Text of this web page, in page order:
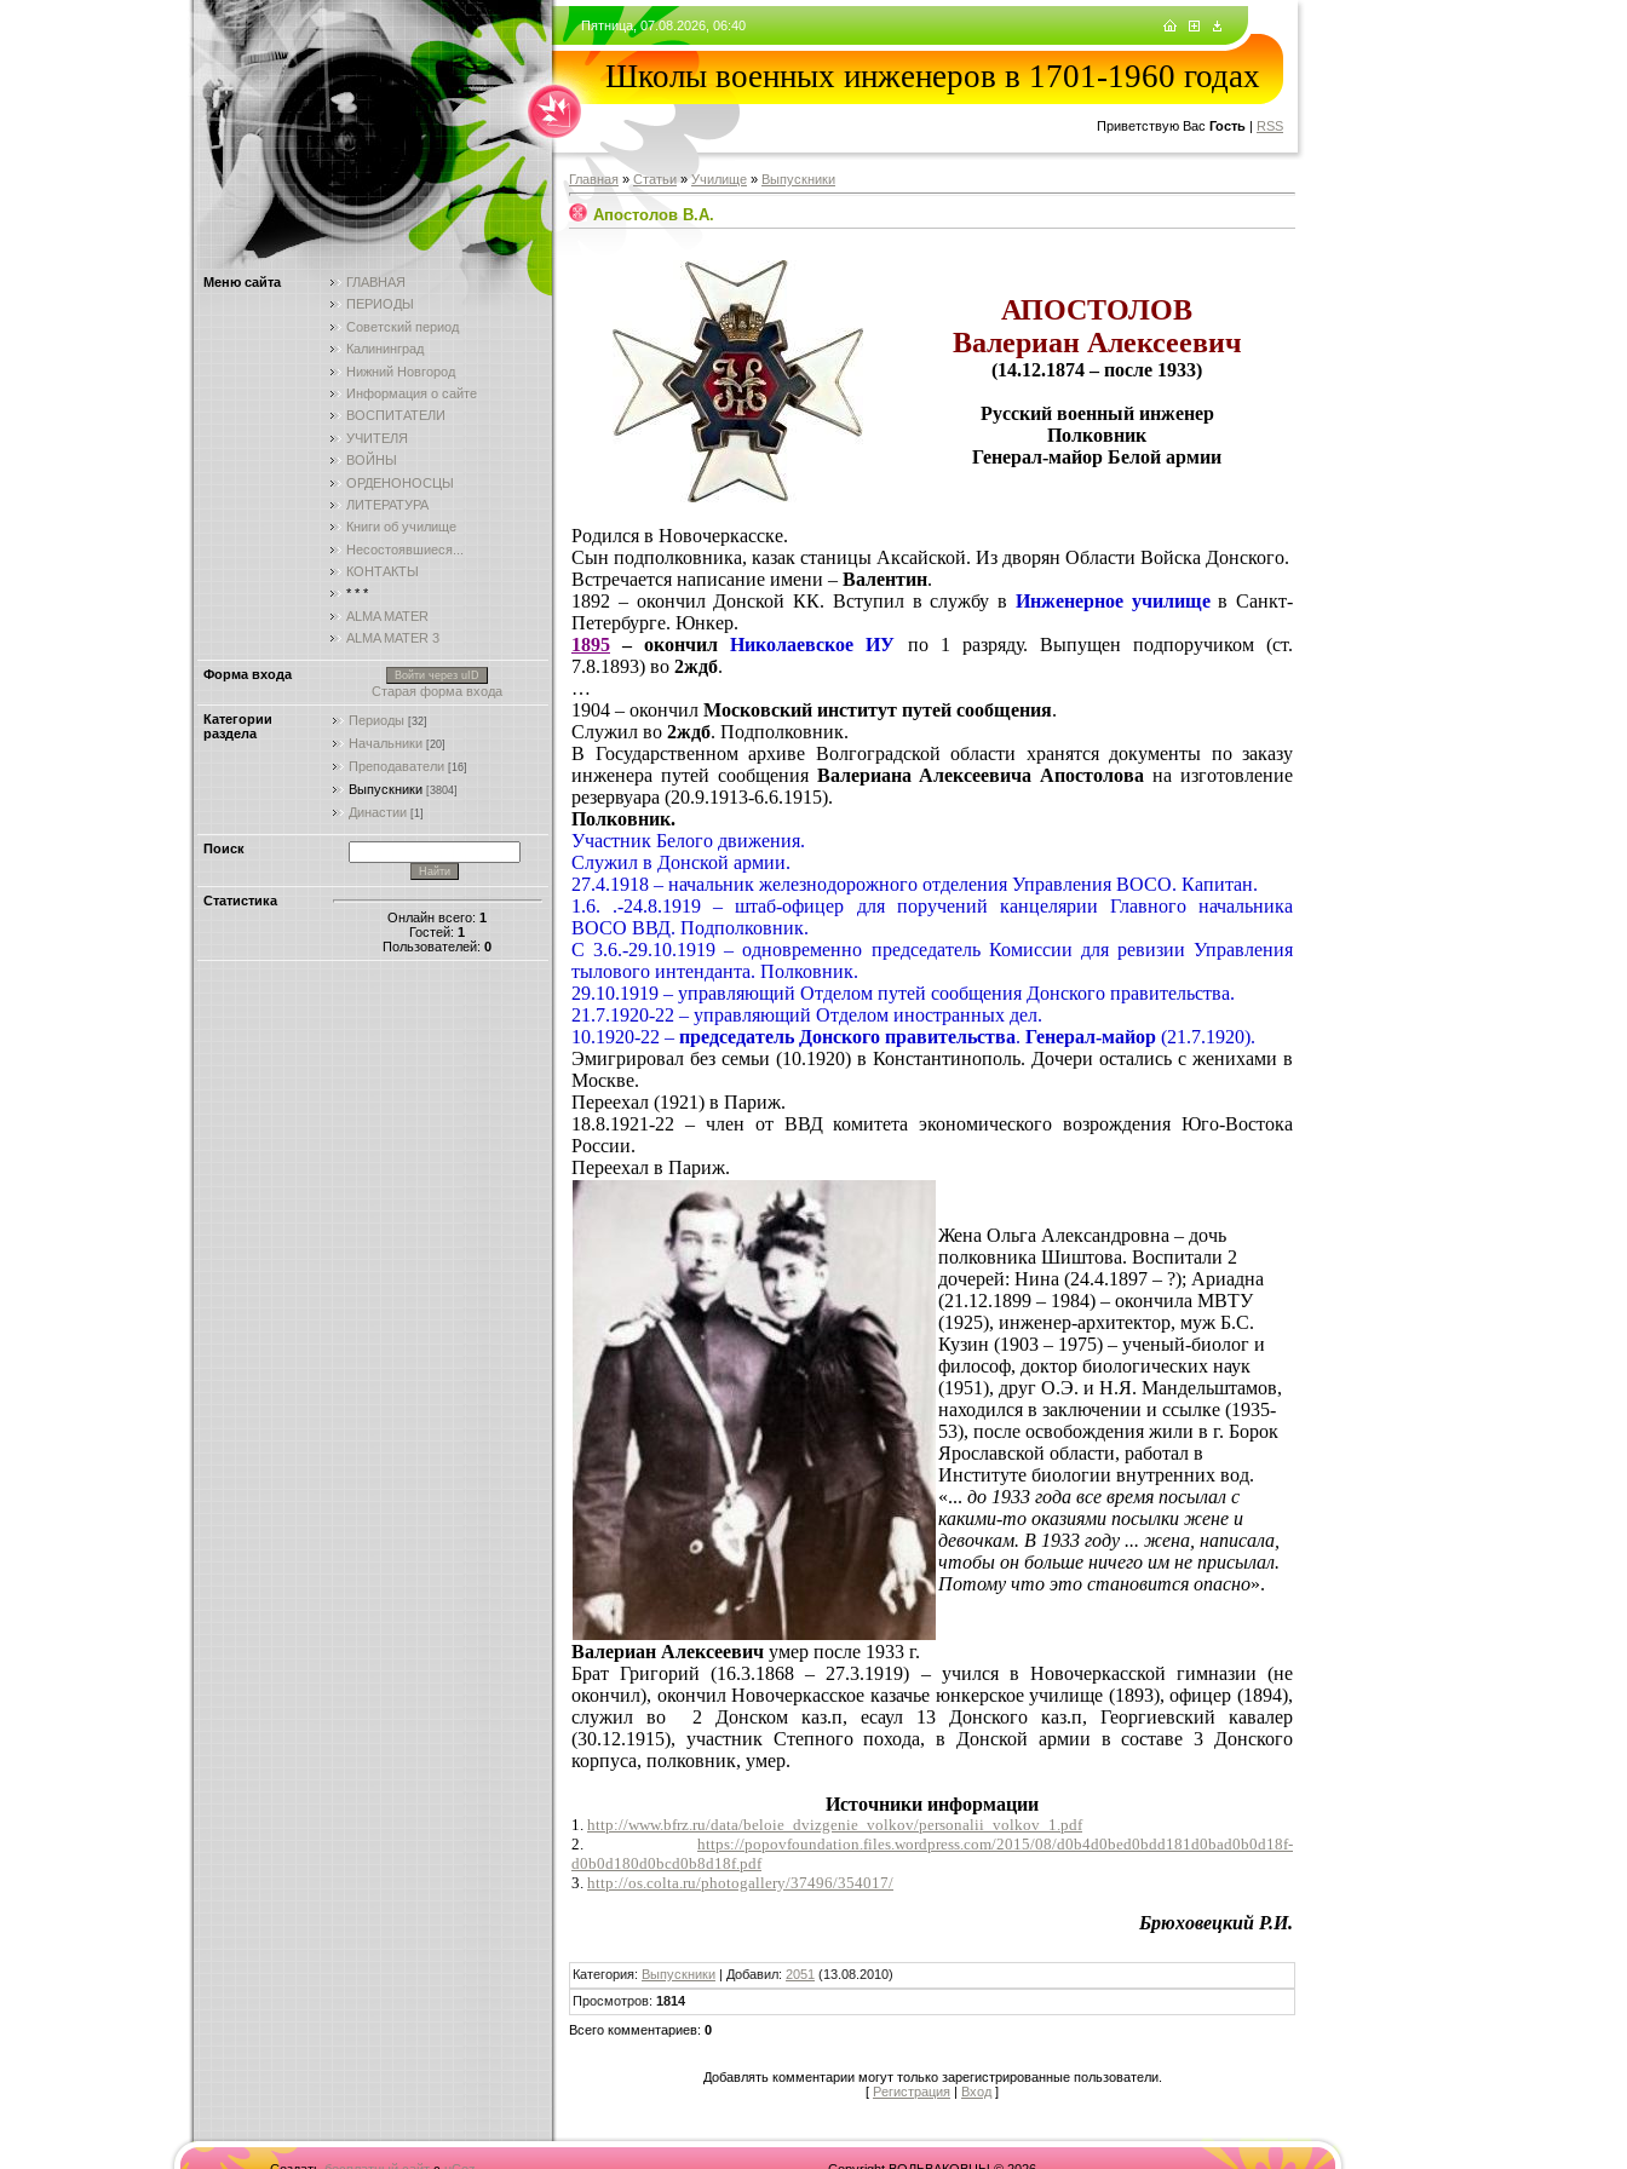
Меню сайта
ГЛАВНАЯ
ПЕРИОДЫ
Советский период
Калининград
Нижний Новгород
Информация о сайте
ВОСПИТАТЕЛИ
УЧИТЕЛЯ
ВОЙНЫ
ОРДЕНОНОСЦЫ
ЛИТЕРАТУРА
Книги об училище
Несостоявшиеся...
КОНТАКТЫ
* * *
ALMA MATER
ALMA MATER 3
Форма входа Войти через uID
Старая форма входа
Категории
раздела
Периоды [32]
Начальники [20]
Преподаватели [16]
Выпускники [3804]
Династии [1]
Поиск
Статистика
Онлайн всего: 1
Гостей: 1
Пользователей: 0
Пятница, 07.08.2026, 06:40
Школы военных инженеров в 1701-1960 годах
Приветствую Вас Гость | RSS
Главная » Статьи »Училищe » Выпускники
Апостолов В.А.
АПОСТОЛОВ
Валериан Алексеевич
(14.12.1874 – после 1933)
Русский военный инженер
Полковник
Генерал-майор Белой армии
Родился в Новочеркасске.
Сын подполковника, казак станицы Аксайской. Из дворян Области Войска Донского.
Встречается написание имени – Валентин.
1892 – окончил Донской КК. Вступил в службу в Инженерное училищев Санкт-
Петербурге. Юнкер.
1895 – окончилНиколаевское ИУ по 1 разряду. Выпущен подпоручиком (ст.
7.8.1893) во 2ждб.
…
1904 – окончил Московский институт путей сообщения.
Служил во 2ждб. Подполковник.
В Государственном архиве Волгоградской области хранятся документы по заказу
инженера путей сообщения Валериана Алексеевича Апостолована изготовление
резервуара (20.9.1913-6.6.1915).
Полковник.
Участник Белого движения.
Служил в Донской армии.
27.4.1918 – начальник железнодорожного отделения Управления ВОСО. Капитан.
1.6. .-24.8.1919 – штаб-офицер для поручений канцелярии Главного начальника
ВОСО ВВД. Подполковник.
С 3.6.-29.10.1919 – одновременно председатель Комиссии для ревизии Управления
тылового интенданта. Полковник.
29.10.1919 – управляющий Отделом путей сообщения Донского правительства.
21.7.1920-22 – управляющий Отделом иностранных дел.
10.1920-22 – председатель Донского правительства. Генерал-майор (21.7.1920).
Эмигрировал без семьи (10.1920) в Константинополь. Дочери остались с женихами в
Москве.
Переехал (1921) в Париж.
18.8.1921-22 – член от ВВД комитета экономического возрождения Юго-Востока
России.
Переехал в Париж.
Жена Ольга Александровна – дочь
полковника Шиштова. Воспитали 2
дочерей: Нина (24.4.1897 – ?); Ариадна
(21.12.1899 – 1984) – окончила МВТУ
(1925), инженер-архитектор, муж Б.С.
Кузин (1903 – 1975) – ученый-биолог и
философ, доктор биологических наук
(1951), друг О.Э. и Н.Я. Мандельштамов,
находился в заключении и ссылке (1935-
53), после освобождения жили в г. Борок
Ярославской области, работал в
Институте биологии внутренних вод.
«... до 1933 года все время посылал с
какими-то оказиями посылки жене и
девочкам. В 1933 году ... жена, написала,
чтобы он больше ничего им не присылал.
Потому что это становится опасно».
Валериан Алексеевич умер после 1933 г.
Брат Григорий (16.3.1868 – 27.3.1919) – учился в Новочеркасской гимназии (не
окончил), окончил Новочеркасское казачье юнкерское училище (1893), офицер (1894),
служил во 2 Донском каз.п, есаул 13 Донского каз.п, Георгиевский кавалер
(30.12.1915), участник Степного похода, в Донской армии в составе 3 Донского
корпуса, полковник, умер.
Источники информации
1. http://www.bfrz.ru/data/beloie_dvizgenie_volkov/personalii_volkov_1.pdf
2. https://popovfoundation.files.wordpress.com/2015/08/d0b4d0bed0bdd181d0bad0b0d18f-
d0b0d180d0bcd0b8d18f.pdf
3. http://os.colta.ru/photogallery/37496/354017/
Брюховецкий Р.И.
Категория: Выпускники | Добавил: 2051 (13.08.2010)
Просмотров: 1814
Всего комментариев: 0
Добавлять комментарии могут только зарегистрированные пользователи.
[ Регистрация | Вход ]